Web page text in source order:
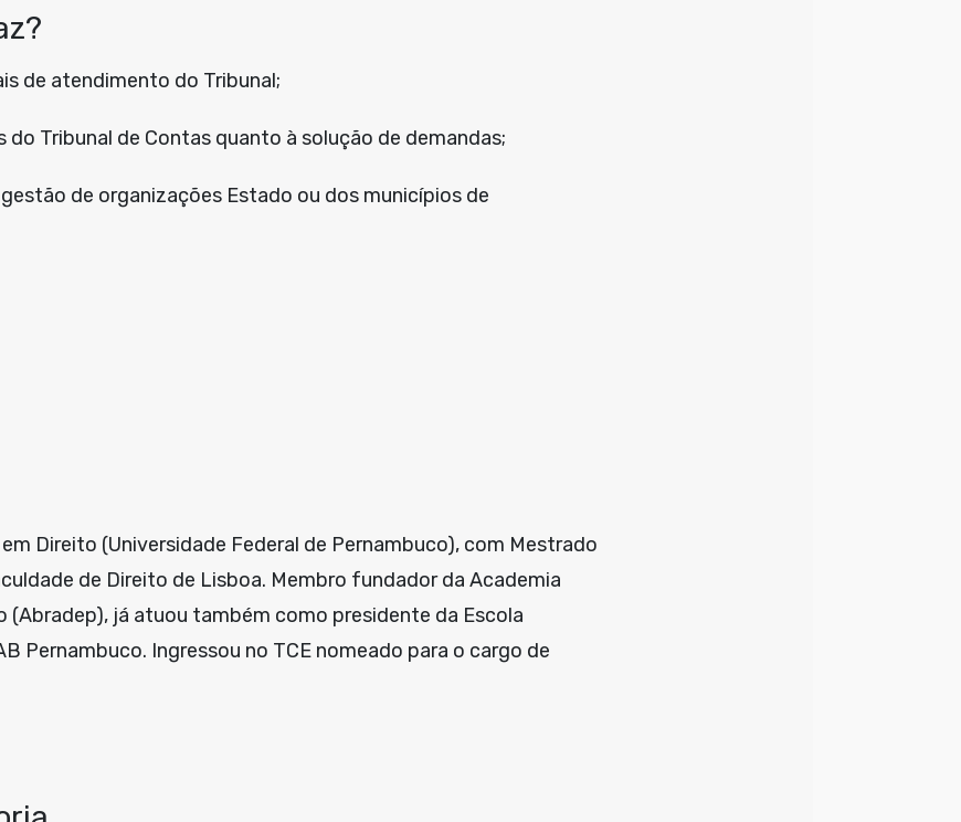
de atendimento do Tribunal;
Tribunal de Contas quanto à solução de demandas;
de organizações Estado ou dos municípios de
Direito (Universidade Federal de Pernambuco), com Mestrado
de Direito de Lisboa. Membro fundador da Academia
(Abradep), já atuou também como presidente da Escola
Pernambuco. Ingressou no TCE nomeado para o cargo de